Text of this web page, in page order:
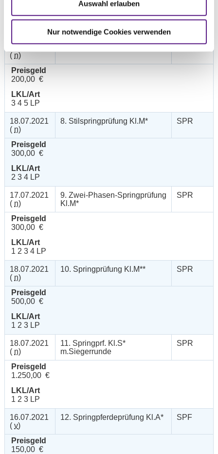
Auswahl erlauben
Nur notwendige Cookies verwenden
LKL/Art
17.07.2021
( n)
7. Stilspringprüfung Kl.L SPR
Preisgeld
200,00 €
LKL/Art
3 4 5 LP
18.07.2021
( n)
8. Stilspringprüfung Kl.M* SPR
Preisgeld
300,00 €
LKL/Art
2 3 4 LP
17.07.2021
( n)
9. Zwei-Phasen-Springprüfung
Kl.M*
SPR
Preisgeld
300,00 €
LKL/Art
1 2 3 4 LP
18.07.2021
( n)
10. Springprüfung Kl.M** SPR
Preisgeld
500,00 €
LKL/Art
1 2 3 LP
18.07.2021
( n)
11. Springprf. Kl.S*
m.Siegerrunde
SPR
Preisgeld
1.250,00 €
LKL/Art
1 2 3 LP
16.07.2021
( v)
12. Springpferdeprüfung Kl.A* SPF
Preisgeld
150,00 €